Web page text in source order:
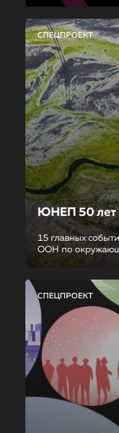
СПЕЦПРОЕКТ
ЮНЕП 50 лет
15 главных
ООН по
СПЕЦПРОЕКТ